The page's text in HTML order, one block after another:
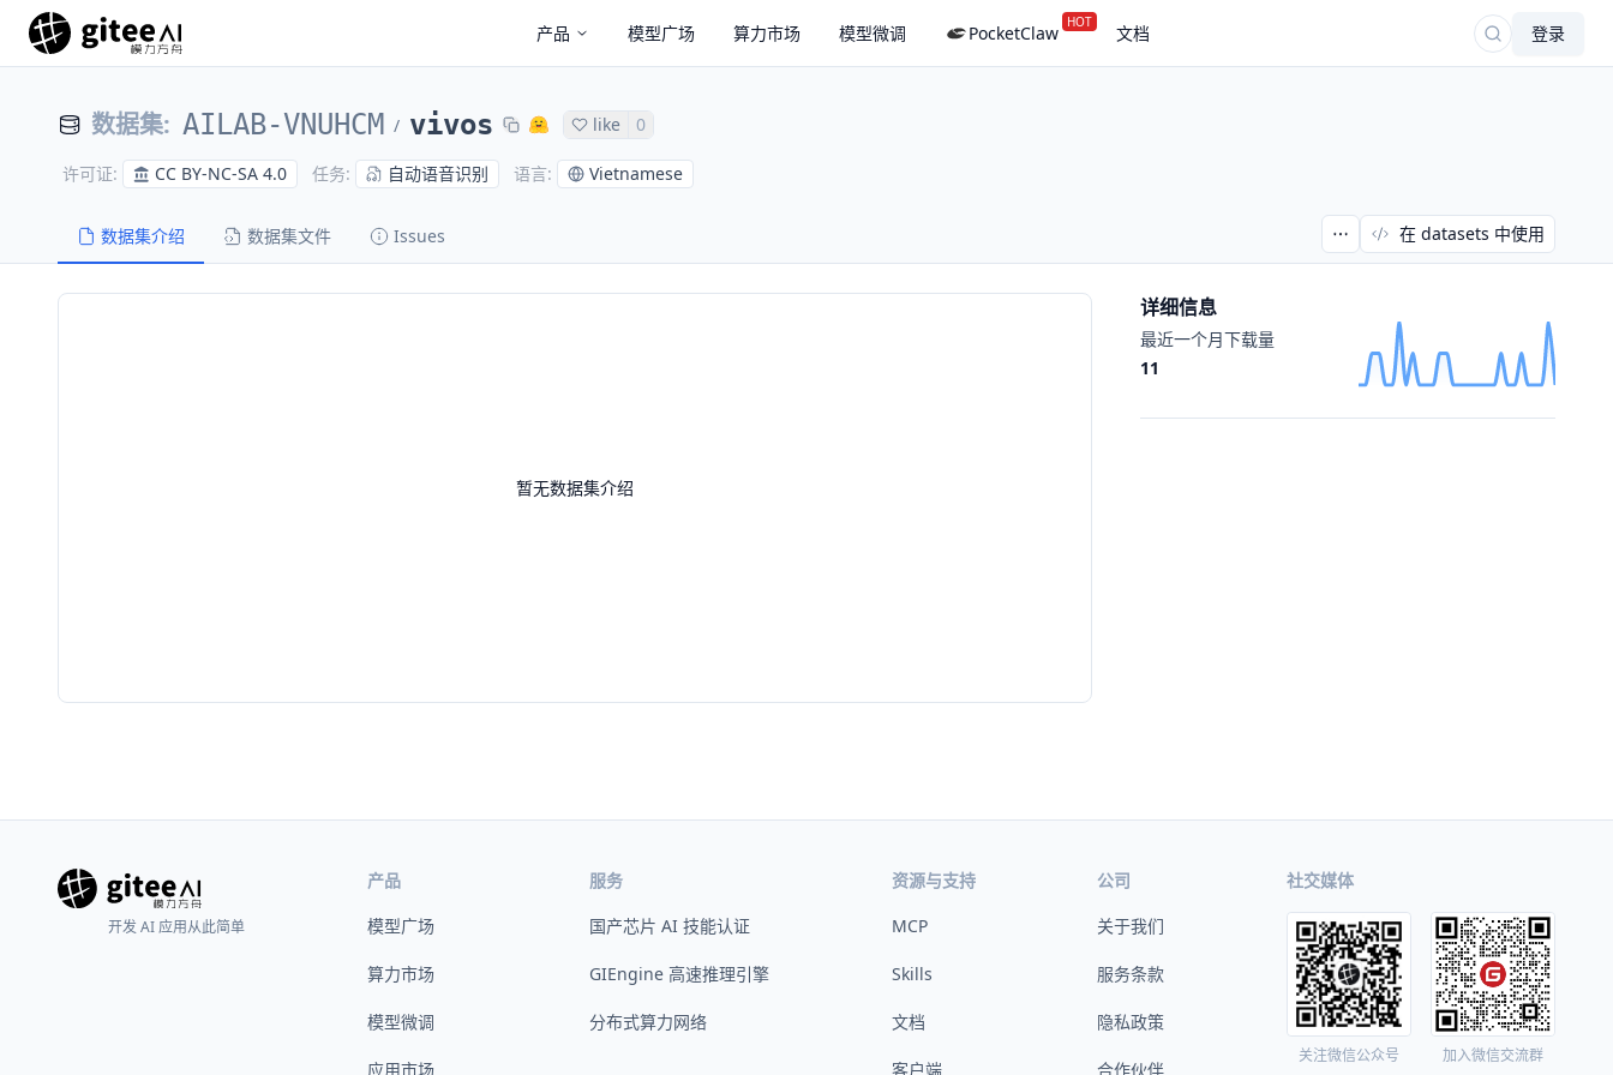
产品 模型广场 算力市场 模型微调 PocketClaw HOT 文档 登录
数据集: AILAB-VNUHCM / vivos like 0
许可证: CC BY-NC-SA 4.0 任务: 自动语音识别 语言: Vietnamese
数据集介绍 数据集文件 Issues 在 datasets 中使用
暂无数据集介绍
详细信息
最近一个月下载量
11
开发 AI 应用从此简单
产品
模型广场
算力市场
模型微调
应用市场
服务
国产芯片 AI 技能认证
GIEngine 高速推理引擎
分布式算力网络
资源与支持
MCP
Skills
文档
客户端
公司
关于我们
服务条款
隐私政策
合作伙伴
社交媒体
关注微信公众号 加入微信交流群